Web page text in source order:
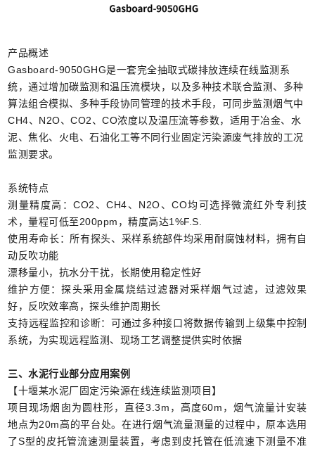
产品概述
Gasboard-9050GHG是一套完全抽取式碳排放连续在线监测系
统，通过增加碳监测和温压流模块，以及多种技术联合监测、多种
算法组合模拟、多种手段协同管理的技术手段，可同步监测烟气中
CH4、N2O、CO2、CO浓度以及温压流等参数，适用于冶金、水
泥、焦化、火电、石油化工等不同行业固定污染源废气排放的工况
监测要求。
系统特点
测量精度高：CO2、CH4、N2O、CO均可选择微流红外专利技
术，量程可低至200ppm，精度高达1%F.S.
使用寿命长：所有探头、采样系统部件均采用耐腐蚀材料，拥有自
动反吹功能
漂移量小，抗水分干扰，长期使用稳定性好
维护方便：探头采用金属烧结过滤器对采样烟气过滤，过滤效果
好，反吹效率高，探头维护周期长
支持远程监控和诊断：可通过多种接口将数据传输到上级集中控制
系统，为实现远程监测、现场工艺调整提供实时依据
三、水泥行业部分应用案例
【十堰某水泥厂固定污染源在线连续监测项目】
项目现场烟囱为圆柱形，直径3.3m，高度60m，烟气流量计安装
地点为20m高的平台处。在进行烟气流量测量的过程中，原本选用
了S型的皮托管流速测量装置，考虑到皮托管在低流速下测量不准